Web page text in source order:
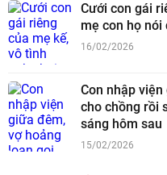
Cưới con gái
mẹ con họ nói
16/02/2026
Con nhập
cho chồng rồi
sáng hôm sau
15/02/2026